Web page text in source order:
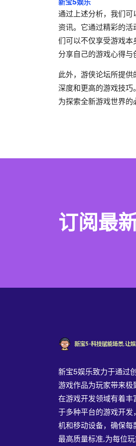
新宝5娱乐
通过上述分析，我们
资讯。它通过精彩的
们可以不仅享受游戏本
分享自己的游戏心得与
此外，游侠论坛所提
深度和更高的游戏技
为探索全新游戏世界的
订阅最
新宝5娱乐致力于通过
游戏作品为玩家带来极
在游戏开发领域有着丰
于多种平台的游戏开发
机和移动设备，确保每
最高质量标准,为每位玩